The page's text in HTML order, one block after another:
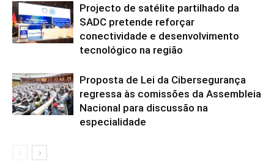
Projecto de satélite partilhado da
SADC pretende reforçar
conectividade e desenvolvimento
tecnológico na região
Proposta de Lei da Cibersegurança
regressa às comissões da Assembleia
Nacional para discussão na
especialidade